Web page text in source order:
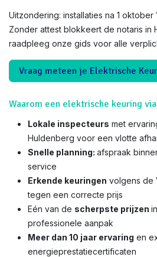
Uitzondering: installaties na 1 oktober
Zonder attest blokkeert de notaris in
raadpleeg onze gids voor alle
Vraag meteen je Elektrische
Waarom een elektrische keuring
Lokale inspecteurs met
Huldenberg voor een vlotte
Snelle planning: afspraak
service
Erkende keuringen volgens de
tegen een correcte prijs
Eén van de scherpste prijzen
professionele aanpak
Meer dan 10 jaar ervaring en
energieprestatiecertificaten